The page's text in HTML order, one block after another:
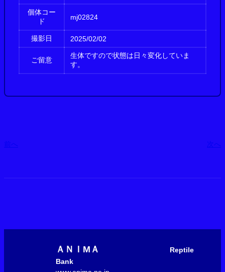
個体コー
ド
mj02824
撮影日 2025/02/02
ご留意
生体ですので状態は日々変化していま
す。
前へ 次へ
ＡＮＩМＡ
Reptile
Bank